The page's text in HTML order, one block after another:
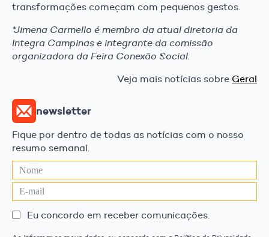
transformações começam com pequenos gestos.
*Jimena Carmello é membro da atual diretoria da
Integra Campinas e integrante da comissão
organizadora da Feira Conexão Social.
Veja mais notícias sobre Geral
newsletter
Fique por dentro de todas as notícias com o nosso
resumo semanal.
Eu concordo em receber comunicações.